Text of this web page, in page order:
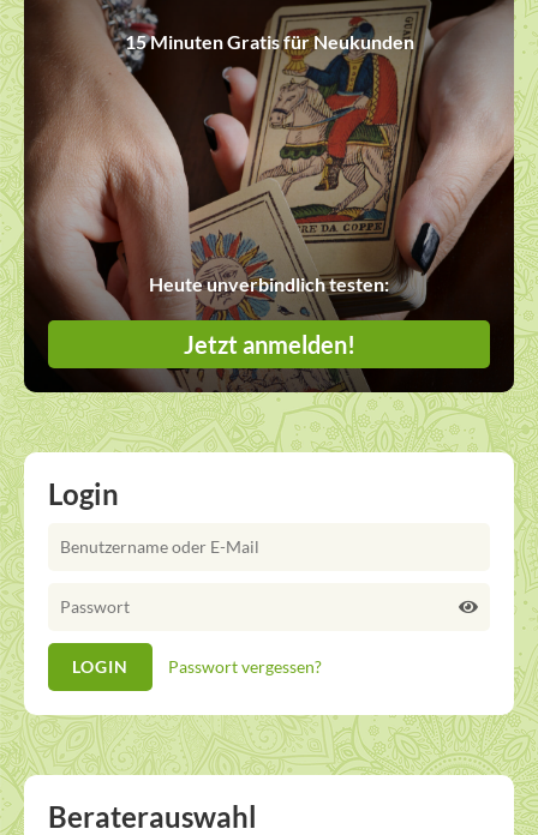
15 Minuten Gratis für Neukunden
Heute unverbindlich testen:
Jetzt anmelden!
Login
Passwort vergessen?
Beraterauswahl